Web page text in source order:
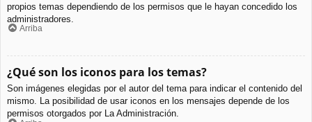
propios temas dependiendo de los permisos que le hayan concedido los
administradores.
Arriba
¿Qué son los iconos para los temas?
Son imágenes elegidas por el autor del tema para indicar el contenido del
mismo. La posibilidad de usar iconos en los mensajes depende de los
permisos otorgados por La Administración.